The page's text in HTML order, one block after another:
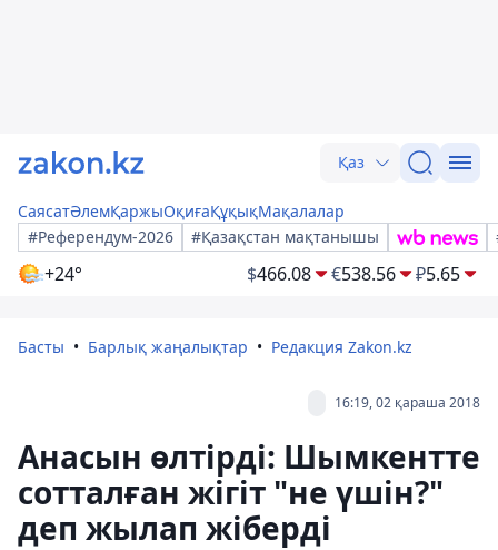
Қаз
СаясатӘлемҚаржыОқиғаҚұқықМақалалар
#Референдум-2026
#Қазақстан мақтанышы
+24° $466.08 €538.56 ₽5.65
Басты Барлық жаңалықтар Редакция Zakon.kz
16:19, 02 қараша 2018
Анасын өлтірді: Шымкентте
сотталған жігіт "не үшін?"
деп жылап жіберді